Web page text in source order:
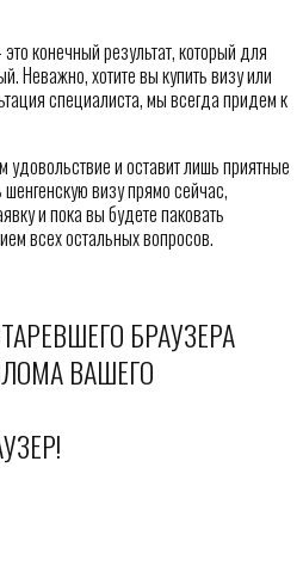
конечный результат, который для
Неважно, хотите вы купить визу или
специалиста, мы всегда придем к
удовольствие и оставит лишь приятные
визу прямо сейчас,
и пока вы будете паковать
всех остальных вопросов.
БРАУЗЕРА
ВАШЕГО